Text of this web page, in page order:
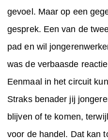
gevoel. Maar op een
gesprek. Een van de
pad en wil
was de verbaasde
Eenmaal in het circuit
Straks benader jij
blijven of te komen,
voor de handel. Dat kan